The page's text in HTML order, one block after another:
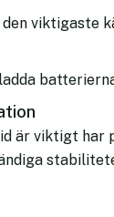
viktigaste
är viktigt